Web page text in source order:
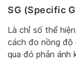
SG (Specific
Là chỉ số thể
cách đo nồng
qua đó phản ánh